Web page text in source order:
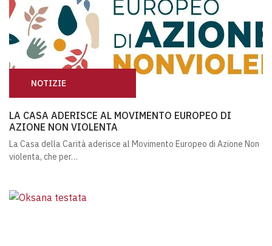
NOTIZIE
LA CASA ADERISCE AL MOVIMENTO EUROPEO DI
AZIONE NON VIOLENTA
La Casa della Carità aderisce al Movimento Europeo di Azione Non
violenta, che per…